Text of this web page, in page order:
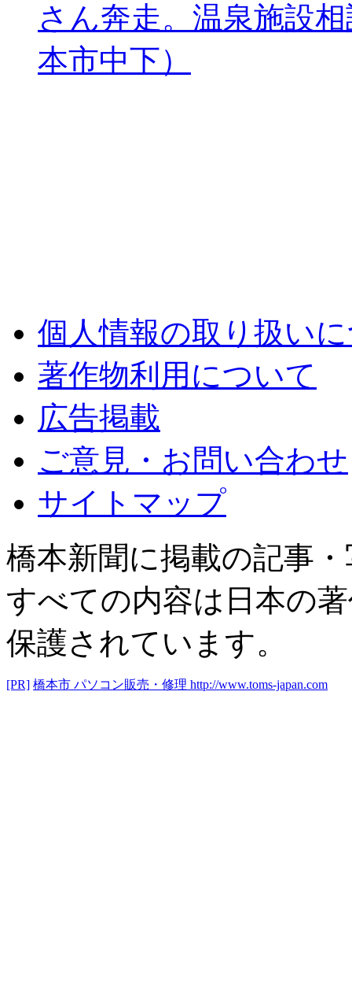
さん奔走。温泉施設
本市中下）
個人情報の取り扱い
著作物利用について
広告掲載
ご意見・お問い合わせ
サイトマップ
橋本新聞に掲載の記事
すべての内容は日本の
保護されています。
[PR] 橋本市 パソコン販売・修理 http://www.toms-japan.com